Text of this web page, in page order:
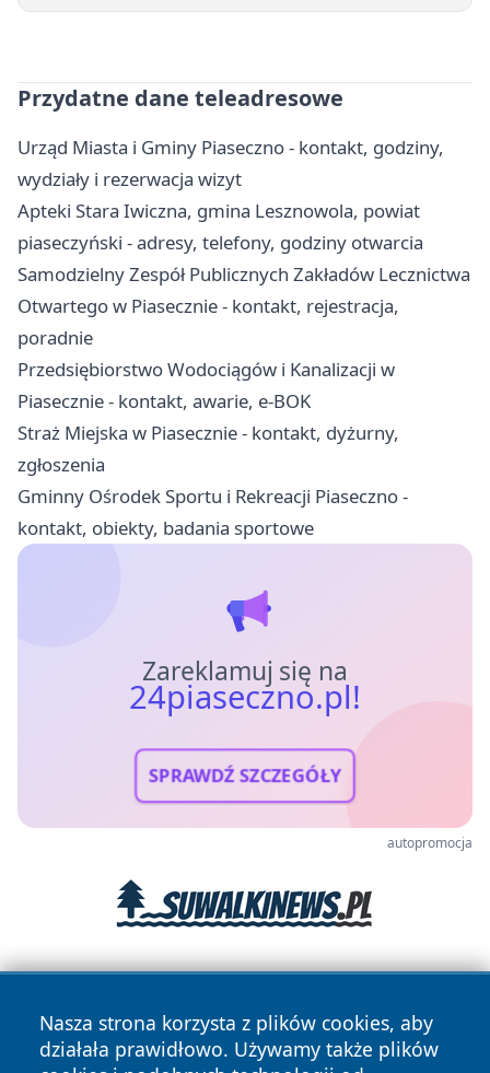
Przydatne dane teleadresowe
Urząd Miasta i Gminy Piaseczno - kontakt, godziny,
wydziały i rezerwacja wizyt
Apteki Stara Iwiczna, gmina Lesznowola, powiat
piaseczyński - adresy, telefony, godziny otwarcia
Samodzielny Zespół Publicznych Zakładów Lecznictwa
Otwartego w Piasecznie - kontakt, rejestracja,
poradnie
Przedsiębiorstwo Wodociągów i Kanalizacji w
Piasecznie - kontakt, awarie, e-BOK
Straż Miejska w Piasecznie - kontakt, dyżurny,
zgłoszenia
Gminny Ośrodek Sportu i Rekreacji Piaseczno -
kontakt, obiekty, badania sportowe
Zareklamuj się na
24piaseczno.pl!
SPRAWDŹ SZCZEGÓŁY
autopromocja
Nasza strona korzysta z plików cookies, aby
działała prawidłowo. Używamy także plików